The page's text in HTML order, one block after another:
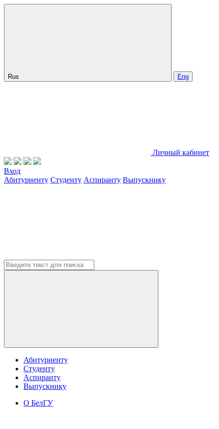
Rus Eng
Личный кабинет
Вход
Абитуриенту Студенту Аспиранту Выпускнику
Абитуриенту
Студенту
Аспиранту
Выпускнику
О БелГУ